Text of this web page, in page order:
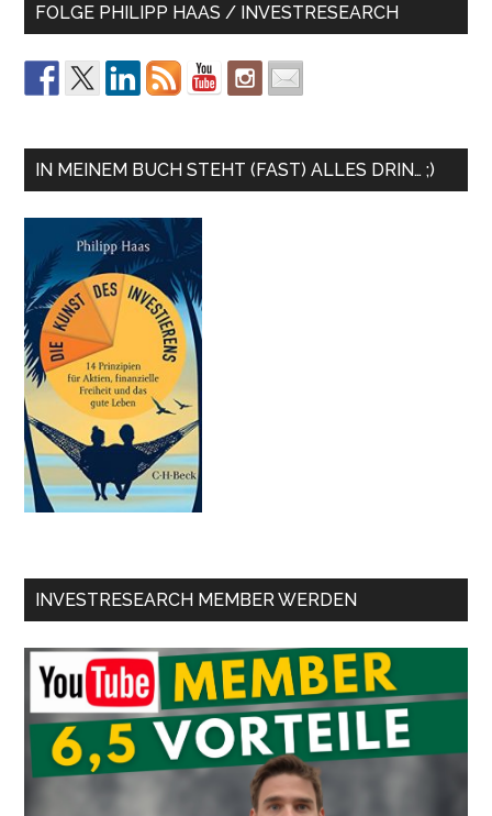
FOLGE PHILIPP HAAS / INVESTRESEARCH
IN MEINEM BUCH STEHT (FAST) ALLES DRIN… ;)
INVESTRESEARCH MEMBER WERDEN